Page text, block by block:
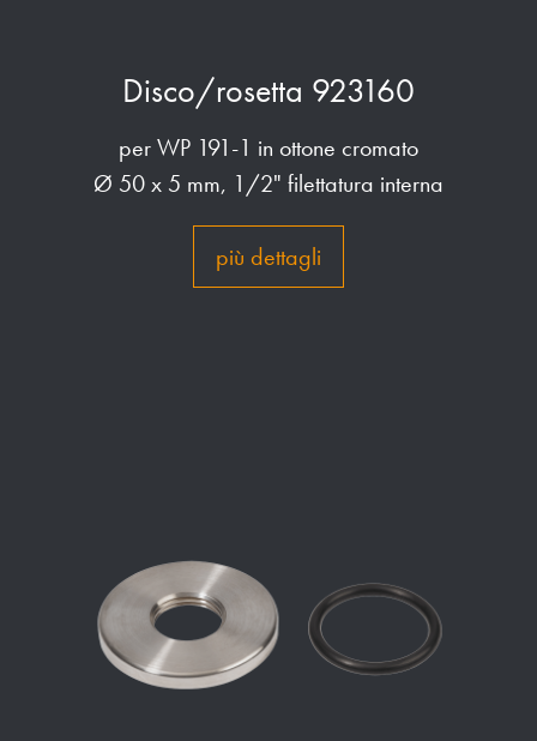
Disco/rosetta 923160
per WP 191-1 in ottone cromato
Ø 50 x 5 mm, 1/2" filettatura interna
più dettagli